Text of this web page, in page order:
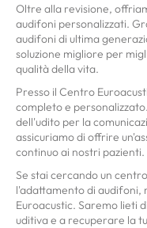
Oltre alla revisione,
audifoni personalizzati.
audifoni di ultima
soluzione migliore per
qualità della vita.
Presso il Centro
completo e
dell'udito per la
assicuriamo di offrire
continuo ai nostri pazienti.
Se stai cercando un
l'adattamento di
Euroacustic. Saremo lieti
uditiva e a recuperare la